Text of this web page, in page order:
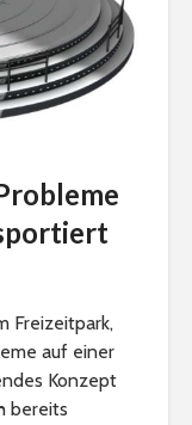
Freizeitpark,
auf einer
Konzept
bereits